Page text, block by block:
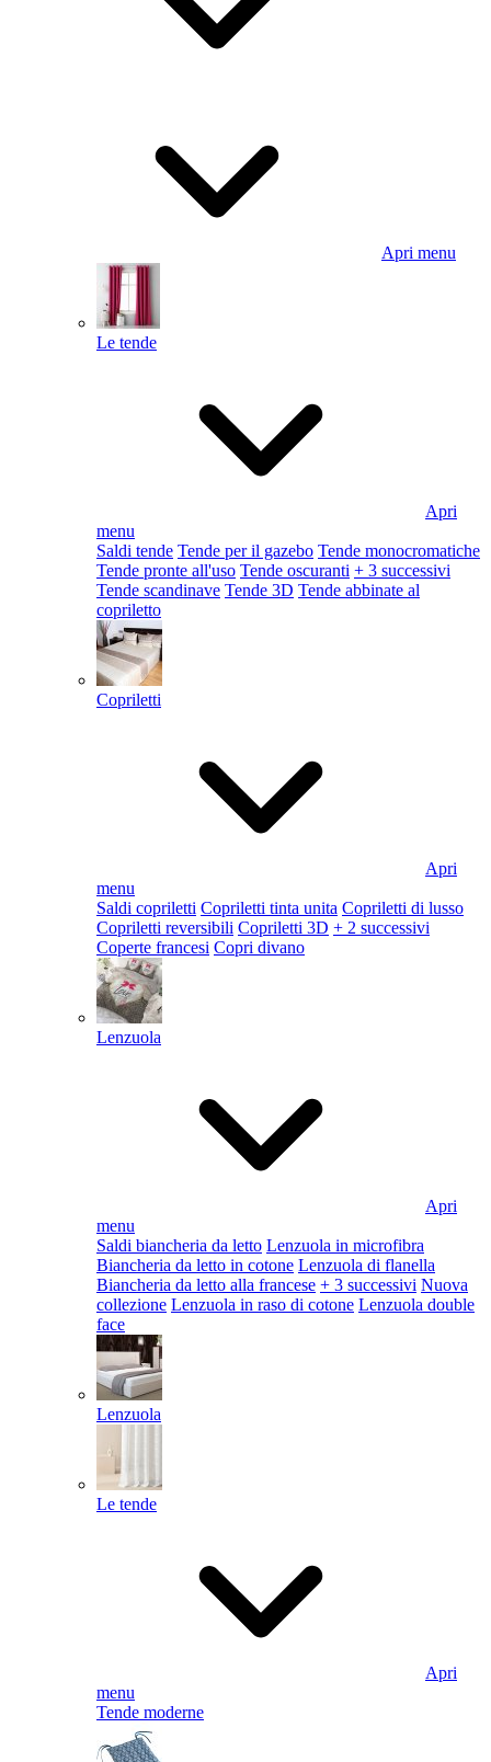
Apri menu
Le tende
Apri
menu
Saldi tende Tende per il gazebo Tende monocromatiche
Tende pronte all'uso Tende oscuranti + 3 successivi
Tende scandinave Tende 3D Tende abbinate al
copriletto
Copriletti
Apri
menu
Saldi copriletti Copriletti tinta unita Copriletti di lusso
Copriletti reversibili Copriletti 3D + 2 successivi
Coperte francesi Copri divano
Lenzuola
Apri
menu
Saldi biancheria da letto Lenzuola in microfibra
Biancheria da letto in cotone Lenzuola di flanella
Biancheria da letto alla francese + 3 successivi Nuova
collezione Lenzuola in raso di cotone Lenzuola double
face
Lenzuola
Le tende
Apri
menu
Tende moderne